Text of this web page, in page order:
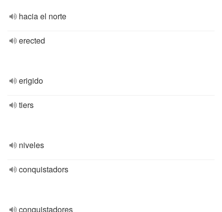
hacia el norte
erected
erigido
tiers
niveles
conquistadors
conquistadores